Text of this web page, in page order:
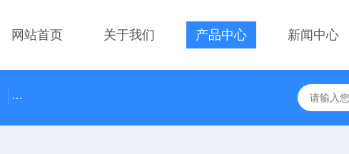
网站首页 关于我们 产品中心 新闻中心
LMPLN-IR/LCPLN-IR奥林巴斯红外线观察用显微镜物镜 PT-